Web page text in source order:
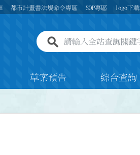
都市計畫書法規命令專區 SOP專區 logo下載
全站查詢關鍵字欄位
草案預告 綜合查詢